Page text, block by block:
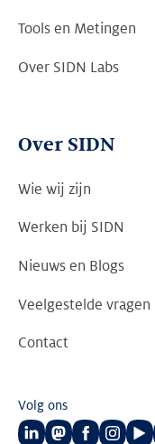
Tools en Metingen
Over SIDN Labs
Over SIDN
Wie wij zijn
Werken bij SIDN
Nieuws en Blogs
Veelgestelde vragen
Contact
Volg ons